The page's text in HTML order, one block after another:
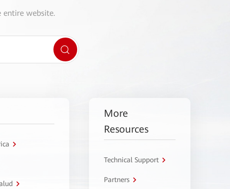
entire website.
More
Resources
Technical Support
Partners